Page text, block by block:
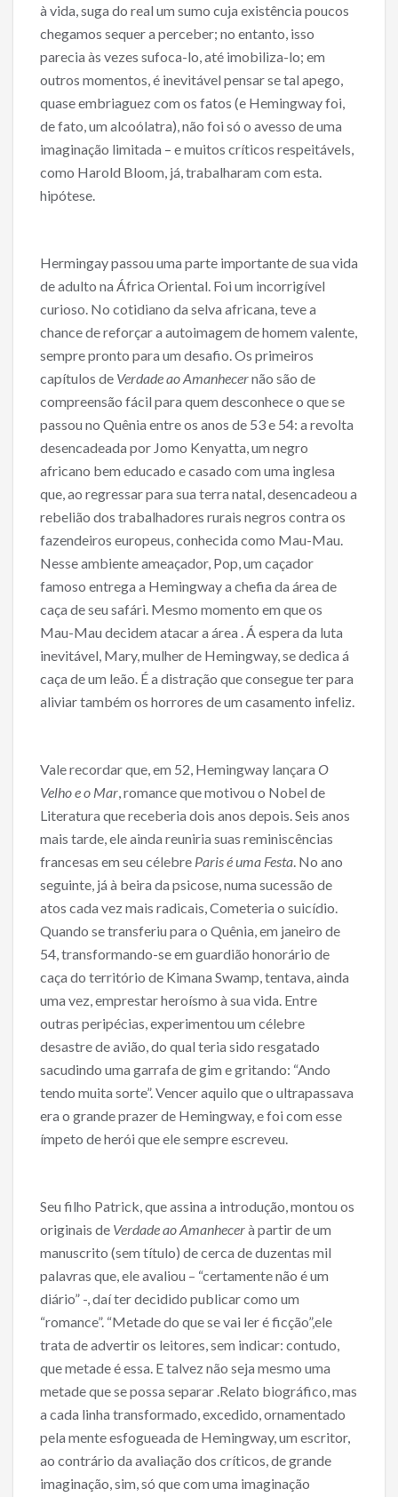
à vida, suga do real um sumo cuja existência poucos
chegamos sequer a perceber; no entanto, isso
parecia às vezes sufoca-lo, até imobiliza-lo; em
outros momentos, é inevitável pensar se tal apego,
quase embriaguez com os fatos (e Hemingway foi,
de fato, um alcoólatra), não foi só o avesso de uma
imaginação limitada – e muitos críticos respeitávels,
como Harold Bloom, já, trabalharam com esta.
hipótese.
Hermingay passou uma parte importante de sua vida
de adulto na África Oriental. Foi um incorrigível
curioso. No cotidiano da selva africana, teve a
chance de reforçar a autoimagem de homem valente,
sempre pronto para um desafio. Os primeiros
capítulos de Verdade ao Amanhecernão são de
compreensão fácil para quem desconhece o que se
passou no Quênia entre os anos de 53 e 54: a revolta
desencadeada por Jomo Kenyatta, um negro
africano bem educado e casado com uma inglesa
que, ao regressar para sua terra natal, desencadeou a
rebelião dos trabalhadores rurais negros contra os
fazendeiros europeus, conhecida como Mau-Mau.
Nesse ambiente ameaçador, Pop, um caçador
famoso entrega a Hemingway a chefia da área de
caça de seu safári. Mesmo momento em que os
Mau-Mau decidem atacar a área . Á espera da luta
inevitável, Mary, mulher de Hemingway, se dedica á
caça de um leão. É a distração que consegue ter para
aliviar também os horrores de um casamento infeliz.
Vale recordar que, em 52, Hemingway lançara O
Velho e o Mar , romance que motivou o Nobel de
Literatura que receberia dois anos depois. Seis anos
mais tarde, ele ainda reuniria suas reminiscências
francesas em seu célebre Paris é uma Festa . No ano
seguinte, já à beira da psicose, numa sucessão de
atos cada vez mais radicais, Cometeria o suicídio.
Quando se transferiu para o Quênia, em janeiro de
54, transformando-se em guardião honorário de
caça do território de Kimana Swamp, tentava, ainda
uma vez, emprestar heroísmo à sua vida. Entre
outras peripécias, experimentou um célebre
desastre de avião, do qual teria sido resgatado
sacudindo uma garrafa de gim e gritando: “Ando
tendo muita sorte”. Vencer aquilo que o ultrapassava
era o grande prazer de Hemingway, e foi com esse
ímpeto de herói que ele sempre escreveu.
Seu filho Patrick, que assina a introdução, montou os
originais de Verdade ao Amanhecerà partir de um
manuscrito (sem título) de cerca de duzentas mil
palavras que, ele avaliou – “certamente não é um
diário” -, daí ter decidido publicar como um
“romance”. “Metade do que se vai ler é ficção”,ele
trata de advertir os leitores, sem indicar: contudo,
que metade é essa. E talvez não seja mesmo uma
metade que se possa separar .Relato biográfico, mas
a cada linha transformado, excedido, ornamentado
pela mente esfogueada de Hemingway, um escritor,
ao contrário da avaliação dos críticos, de grande
imaginação, sim, só que com uma imaginação